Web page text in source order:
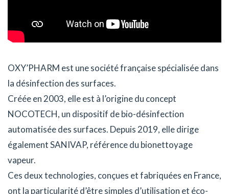
OXY’PHARM est une société française spécialisée dans
la désinfection des surfaces.
Créée en 2003, elle est à l’origine du concept
NOCOTECH, un dispositif de bio-désinfection
automatisée des surfaces. Depuis 2019, elle dirige
également SANIVAP, référence du bionettoyage
vapeur.
Ces deux technologies, conçues et fabriquées en France,
ont la particularité d’être simples d’utilisation et éco-